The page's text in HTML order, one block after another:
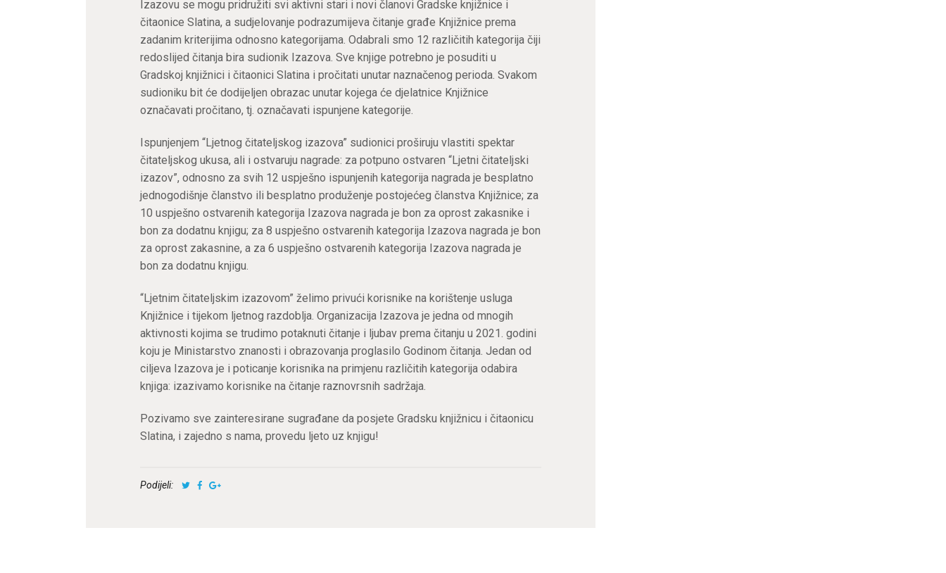
Izazovu se mogu pridružiti svi aktivni stari i novi članovi Gradske knjižnice i
čitaonice Slatina, a sudjelovanje podrazumijeva čitanje građe Knjižnice prema
zadanim kriterijima odnosno kategorijama. Odabrali smo 12 različitih kategorija čiji
redoslijed čitanja bira sudionik Izazova. Sve knjige potrebno je posuditi u
Gradskoj knjižnici i čitaonici Slatina i pročitati unutar naznačenog perioda. Svakom
sudioniku bit će dodijeljen obrazac unutar kojega će djelatnice Knjižnice
označavati pročitano, tj. označavati ispunjene kategorije.
Ispunjenjem “Ljetnog čitateljskog izazova” sudionici proširuju vlastiti spektar
čitateljskog ukusa, ali i ostvaruju nagrade: za potpuno ostvaren “Ljetni čitateljski
izazov”, odnosno za svih 12 uspješno ispunjenih kategorija nagrada je besplatno
jednogodišnje članstvo ili besplatno produženje postojećeg članstva Knjižnice; za
10 uspješno ostvarenih kategorija Izazova nagrada je bon za oprost zakasnike i
bon za dodatnu knjigu; za 8 uspješno ostvarenih kategorija Izazova nagrada je bon
za oprost zakasnine, a za 6 uspješno ostvarenih kategorija Izazova nagrada je
bon za dodatnu knjigu.
“Ljetnim čitateljskim izazovom” želimo privući korisnike na korištenje usluga
Knjižnice i tijekom ljetnog razdoblja. Organizacija Izazova je jedna od mnogih
aktivnosti kojima se trudimo potaknuti čitanje i ljubav prema čitanju u 2021. godini
koju je Ministarstvo znanosti i obrazovanja proglasilo Godinom čitanja. Jedan od
ciljeva Izazova je i poticanje korisnika na primjenu različitih kategorija odabira
knjiga: izazivamo korisnike na čitanje raznovrsnih sadržaja.
Pozivamo sve zainteresirane sugrađane da posjete Gradsku knjižnicu i čitaonicu
Slatina, i zajedno s nama, provedu ljeto uz knjigu!
Podijeli: